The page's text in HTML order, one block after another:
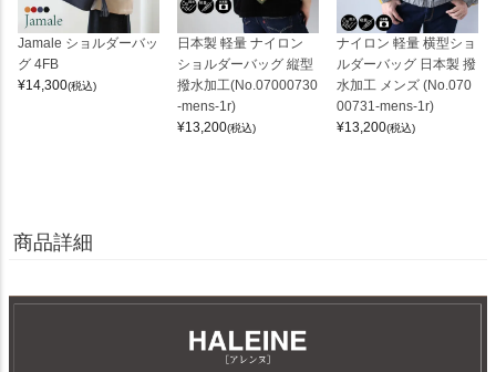
Jamale ショルダーバッ
グ 4FB
¥14,300(税込)
日本製 軽量 ナイロン
ショルダーバッグ 縦型
撥水加工(No.07000730
-mens-1r)
¥13,200(税込)
ナイロン 軽量 横型ショ
ルダーバッグ 日本製 撥
水加工 メンズ (No.070
00731-mens-1r)
¥13,200(税込)
商品詳細